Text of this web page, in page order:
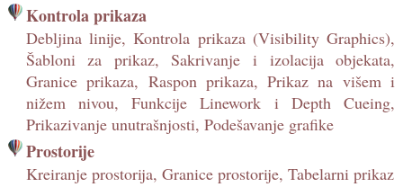
Kontrola prikaza
Debljina linije, Kontrola prikaza (Visibility Graphics),
Šabloni za prikaz, Sakrivanje i izolacija objekata,
Granice prikaza, Raspon prikaza, Prikaz na višem i
nižem nivou, Funkcije Linework i Depth Cueing,
Prikazivanje unutrašnjosti, Podešavanje grafike
Prostorije
Kreiranje prostorija, Granice prostorije, Tabelarni prikaz